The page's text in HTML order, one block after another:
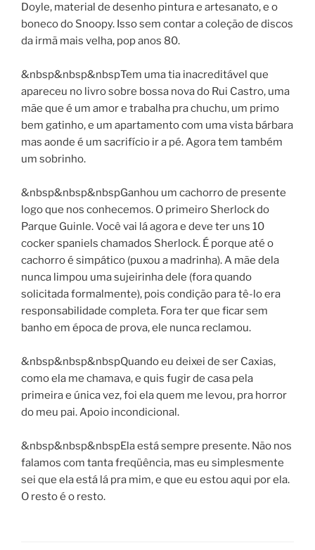
Doyle, material de desenho pintura e artesanato, e o
boneco do Snoopy. Isso sem contar a coleção de discos
da irmã mais velha, pop anos 80.
&nbsp&nbsp&nbspTem uma tia inacreditável que
apareceu no livro sobre bossa nova do Rui Castro, uma
mãe que é um amor e trabalha pra chuchu, um primo
bem gatinho, e um apartamento com uma vista bárbara
mas aonde é um sacrifício ir a pé. Agora tem também
um sobrinho.
&nbsp&nbsp&nbspGanhou um cachorro de presente
logo que nos conhecemos. O primeiro Sherlock do
Parque Guinle. Você vai lá agora e deve ter uns 10
cocker spaniels chamados Sherlock. É porque até o
cachorro é simpático (puxou a madrinha). A mãe dela
nunca limpou uma sujeirinha dele (fora quando
solicitada formalmente), pois condição para tê-lo era
responsabilidade completa. Fora ter que ficar sem
banho em época de prova, ele nunca reclamou.
&nbsp&nbsp&nbspQuando eu deixei de ser Caxias,
como ela me chamava, e quis fugir de casa pela
primeira e única vez, foi ela quem me levou, pra horror
do meu pai. Apoio incondicional.
&nbsp&nbsp&nbspEla está sempre presente. Não nos
falamos com tanta freqüência, mas eu simplesmente
sei que ela está lá pra mim, e que eu estou aqui por ela.
O resto é o resto.